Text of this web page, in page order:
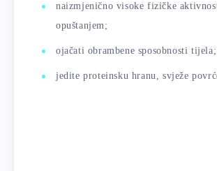
naizmjenično visoke fizičke
opuštanjem;
ojačati obrambene sposobnosti tijela;
jedite proteinsku hranu, svježe